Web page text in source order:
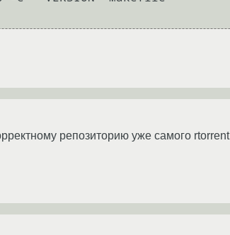
репозиторию уже самого rtorrent